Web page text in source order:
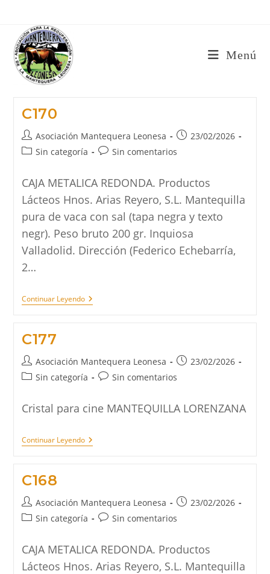
contenido
Menú
C170
Autor
de
Asociación Mantequera Leonesa
Publicación
de
23/02/2026
Categoría
la
entrada:
Sin categoría
Comentarios
la
entrada:
Sin comentarios
CAJA METALICA REDONDA. Productos
Lácteos Hnos. Arias Reyero, S.L. Mantequilla
pura de vaca con sal (tapa negra y texto
negr). Peso bruto 200 gr. Inquiosa
Valladolid. Dirección (Federico Echebarría,
2…
Continuar LeyendoC170
C177
Autor
de
Asociación Mantequera Leonesa
Publicación
de
23/02/2026
Categoría
la
entrada:
Sin categoría
Comentarios
entrada:
Sin comentarios
Cristal para cine MANTEQUILLA LORENZANA
Continuar LeyendoC177
C168
Autor
de
Asociación Mantequera Leonesa
Publicación
de
23/02/2026
Categoría
la
entrada:
Sin categoría
Comentarios
la
entrada:
Sin comentarios
CAJA METALICA REDONDA. Productos
Lácteos Hnos. Arias Reyero, S.L. Mantequilla